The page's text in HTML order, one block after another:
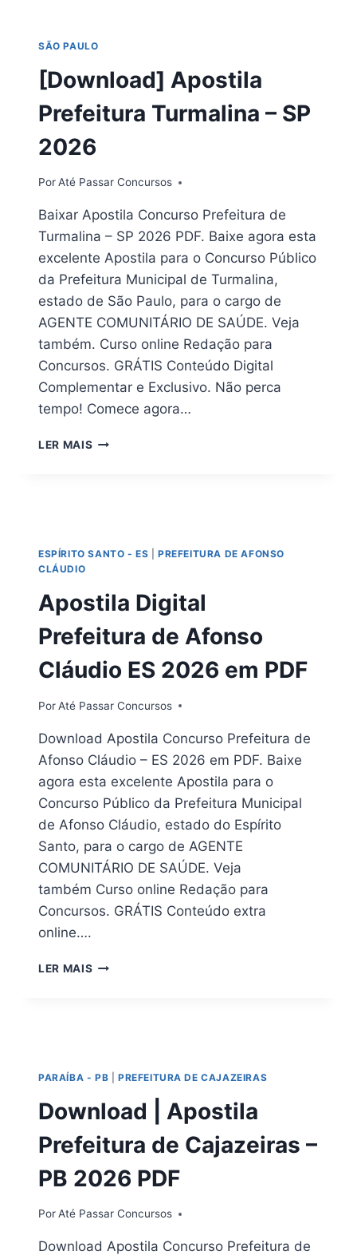
2026
SÃO PAULO
[Download] Apostila
Prefeitura Turmalina – SP
2026
PorAté Passar Concursos
Baixar Apostila Concurso Prefeitura de
Turmalina – SP 2026 PDF. Baixe agora esta
excelente Apostila para o Concurso Público
da Prefeitura Municipal de Turmalina,
estado de São Paulo, para o cargo de
AGENTE COMUNITÁRIO DE SAÚDE. Veja
também. Curso online Redação para
Concursos. GRÁTIS Conteúdo Digital
Complementar e Exclusivo. Não perca
tempo! Comece agora…
LER MAIS [DOWNLOAD]
ESPÍRITO SANTO - ES |PREFEITURA DE AFONSO
CLÁUDIO
Apostila Digital
Prefeitura de Afonso
Cláudio ES 2026 em PDF
PorAté Passar Concursos
Download Apostila Concurso Prefeitura de
Afonso Cláudio – ES 2026 em PDF. Baixe
agora esta excelente Apostila para o
Concurso Público da Prefeitura Municipal
de Afonso Cláudio, estado do Espírito
Santo, para o cargo de AGENTE
COMUNITÁRIO DE SAÚDE. Veja
também Curso online Redação para
Concursos. GRÁTIS Conteúdo extra
online….
LER MAIS APOSTILA
2026
PDF
PARAÍBA - PB PREFEITURA DE CAJAZEIRAS
Download | Apostila
Prefeitura de Cajazeiras –
PB 2026 PDF
PorAté Passar Concursos
Download Apostila Concurso Prefeitura de